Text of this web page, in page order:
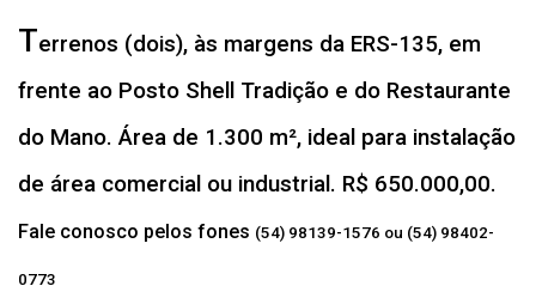
Terrenos (dois), às margens da ERS-135, em
frente ao Posto Shell Tradição e do Restaurante
do Mano. Área de 1.300 m², ideal para instalação
de área comercial ou industrial. R$ 650.000,00.
Fale conosco pelos fones (54) 98139-1576 ou (54) 98402-
0773